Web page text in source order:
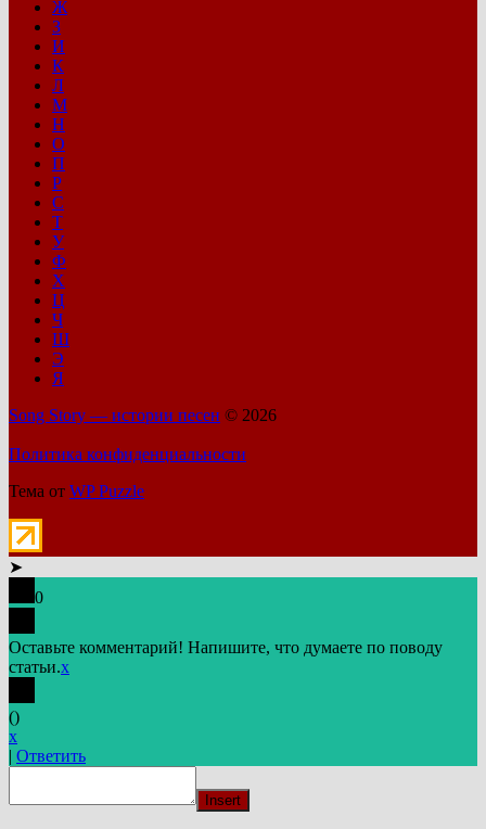
Ж
З
И
К
Л
М
Н
О
П
Р
С
Т
У
Ф
Х
Ц
Ч
Ш
Э
Я
Song Story — истории песен © 2026
Политика конфиденциальности
Тема от WP Puzzle
➤
0
Оставьте комментарий! Напишите, что думаете по поводу
статьи.x
()
x
Ответить
Insert